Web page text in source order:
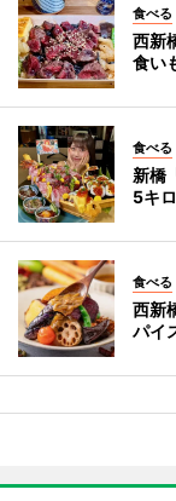
食べる
西新
食い
食べる
新橋
5キ
食べる
西新
パイ